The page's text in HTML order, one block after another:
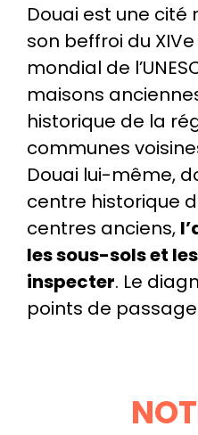
Douai est une
son beffroi du
mondial de
maisons
historique de la
communes
Douai lui-même,
centre historique
centres anciens,
les sous-sols et
inspecter. Le
points de